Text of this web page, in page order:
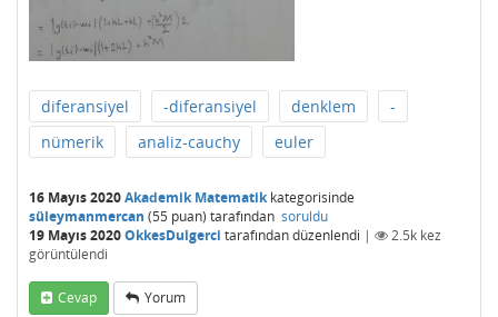
diferansiyel -diferansiyel denklem
-
nümerik
analiz-cauchy euler
16 Mayıs 2020Akademik Matematikkategorisinde
süleymanmercan (55 puan) tarafından soruldu
19 Mayıs 2020OkkesDulgerci tarafındandüzenlendi | 2.5k kez
görüntülendi
Cevap Yorum